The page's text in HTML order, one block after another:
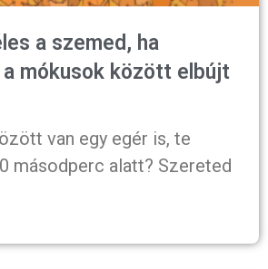
a szemed, ha
mókusok között elbújt
van egy egér is, te
másodperc alatt? Szereted